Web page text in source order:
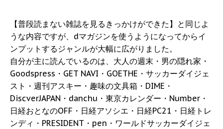
【普段読まない雑誌を見るきっかけができた】と同じよ
うな内容ですが、dマガジンを使うようになってからイ
ンプットするジャンルが大幅に広がりました。
自分が主に読んでいるのは、大人の週末・男の隠れ家・
Goodspress・GET NAVI・GOETHE・サッカーダイジェ
スト・週刊アスキー・趣味の文具箱・DIME・
DiscverJAPAN・danchu・東京カレンダー・Number・
日経おとなのOFF・日経アソシエ・日経PC21・日経トレ
ンディ・PRESIDENT・pen・ワールドサッカーダイジェ